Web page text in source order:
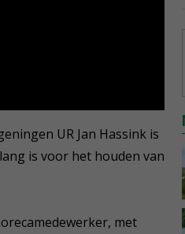
UR Jan Hassink is
is voor het houden van
met